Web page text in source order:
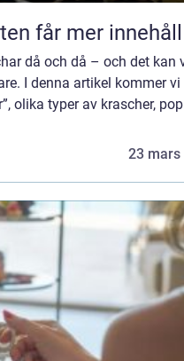
när möten får mer innehåll
då och då – och det kan
I denna artikel kommer
olika typer av krascher,
23 mars